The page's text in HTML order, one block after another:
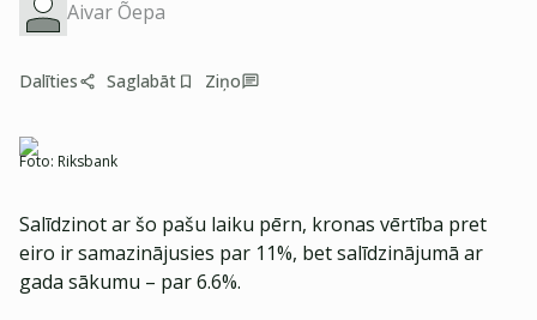
Aivar Õepa
Dalīties Saglabāt Ziņo
Foto: Riksbank
Salīdzinot ar šo pašu laiku pērn, kronas vērtība pret
eiro ir samazinājusies par 11%, bet salīdzinājumā ar
gada sākumu – par 6.6%.